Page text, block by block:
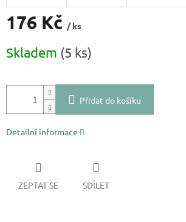
176 Kč / ks
cena:
Skladem (5 ks)
Přidat do košíku
Detailní informace
ZEPTAT SE SDÍLET